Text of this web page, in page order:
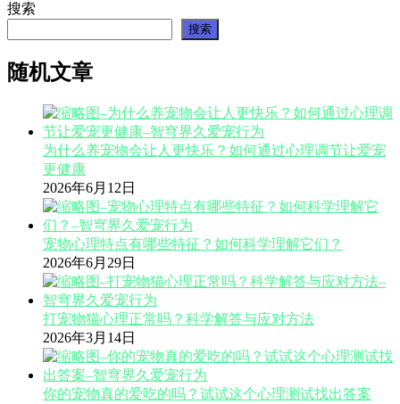
搜索
搜索
随机文章
为什么养宠物会让人更快乐？如何通过心理调节让爱宠
更健康
2026年6月12日
宠物心理特点有哪些特征？如何科学理解它们？
2026年6月29日
打宠物猫心理正常吗？科学解答与应对方法
2026年3月14日
你的宠物真的爱吃的吗？试试这个心理测试找出答案